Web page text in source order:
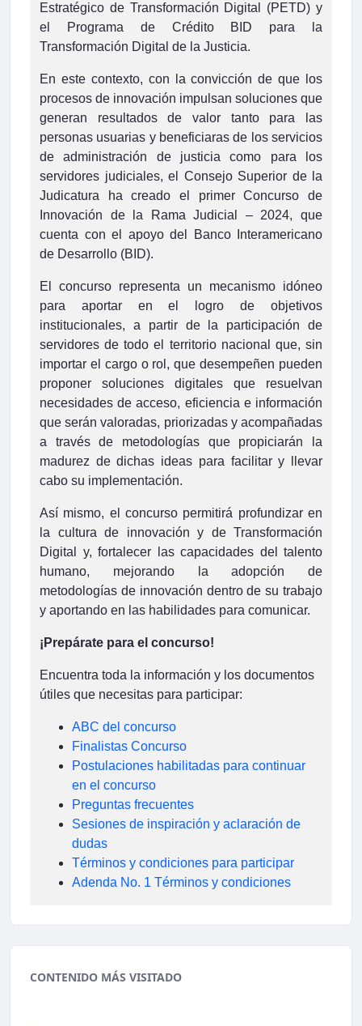
Estratégico de Transformación Digital (PETD) y
el Programa de Crédito BID para la
Transformación Digital de la Justicia.
En este contexto, con la convicción de que los
procesos de innovación impulsan soluciones que
generan resultados de valor tanto para las
personas usuarias y beneficiaras de los servicios
de administración de justicia como para los
servidores judiciales, el Consejo Superior de la
Judicatura ha creado el primer Concurso de
Innovación de la Rama Judicial – 2024, que
cuenta con el apoyo del Banco Interamericano
de Desarrollo (BID).
El concurso representa un mecanismo idóneo
para aportar en el logro de objetivos
institucionales, a partir de la participación de
servidores de todo el territorio nacional que, sin
importar el cargo o rol, que desempeñen pueden
proponer soluciones digitales que resuelvan
necesidades de acceso, eficiencia e información
que serán valoradas, priorizadas y acompañadas
a través de metodologías que propiciarán la
madurez de dichas ideas para facilitar y llevar
cabo su implementación.
Así mismo, el concurso permitirá profundizar en
la cultura de innovación y de Transformación
Digital y, fortalecer las capacidades del talento
humano, mejorando la adopción de
metodologías de innovación dentro de su trabajo
y aportando en las habilidades para comunicar.
¡Prepárate para el concurso!
Encuentra toda la información y los documentos
útiles que necesitas para participar:
ABC del concurso
Finalistas Concurso
Postulaciones habilitadas para continuar
en el concurso
Preguntas frecuentes
Sesiones de inspiración y aclaración de
dudas
Términos y condiciones para participar
Adenda No. 1 Términos y condiciones
CONTENIDO MÁS VISITADO